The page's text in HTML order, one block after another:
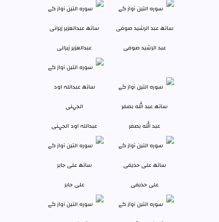
عبد الرشید صوفی عبدالعزیر زہرانى
عبد الله بصفر عبداللہ اود الجہنی
علی حذیفی علی جابر